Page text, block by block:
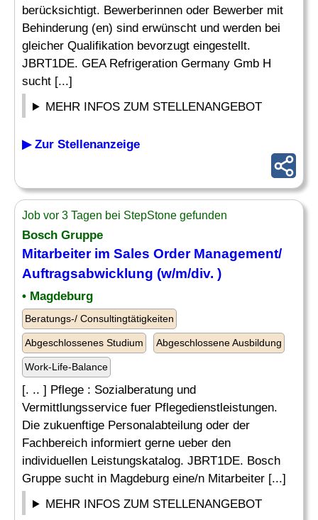
berücksichtigt. Bewerberinnen oder Bewerber mit
Behinderung (en) sind erwünscht und werden bei
gleicher Qualifikation bevorzugt eingestellt.
JBRT1DE. GEA Refrigeration Germany Gmb H
sucht [...]
MEHR INFOS ZUM STELLENANGEBOT
▶ Zur Stellenanzeige
Job vor 3 Tagen bei StepStone gefunden
Bosch Gruppe
Mitarbeiter im Sales OrderManagement/
Auftragsabwicklung (w/m/div. )
• Magdeburg
Beratungs-/ Consultingtätigkeiten
Abgeschlossenes Studium Abgeschlossene Ausbildung
Work-Life-Balance
[. .. ] Pflege : Sozialberatung und
Vermittlungsservice fuer Pflegedienstleistungen.
Die zukuenftige Personalabteilung oder der
Fachbereich informiert gerne ueber den
individuellen Leistungskatalog. JBRT1DE. Bosch
Gruppe sucht in Magdeburg eine/n Mitarbeiter [...]
MEHR INFOS ZUM STELLENANGEBOT